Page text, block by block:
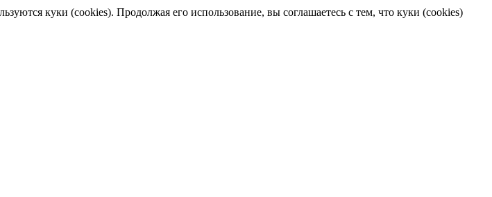
куки (cookies). Продолжая его использование, вы соглашаетесь с тем, что куки (cookies)